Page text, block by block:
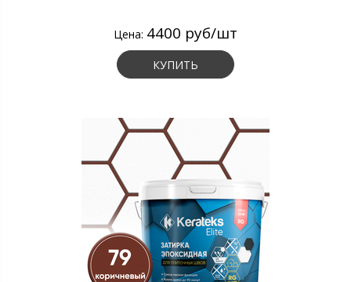
Цена: 4400 руб/шт
КУПИТЬ